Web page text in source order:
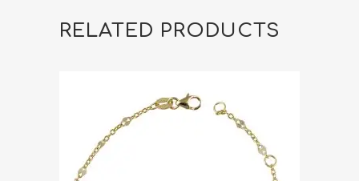
RELATED PRODUCTS